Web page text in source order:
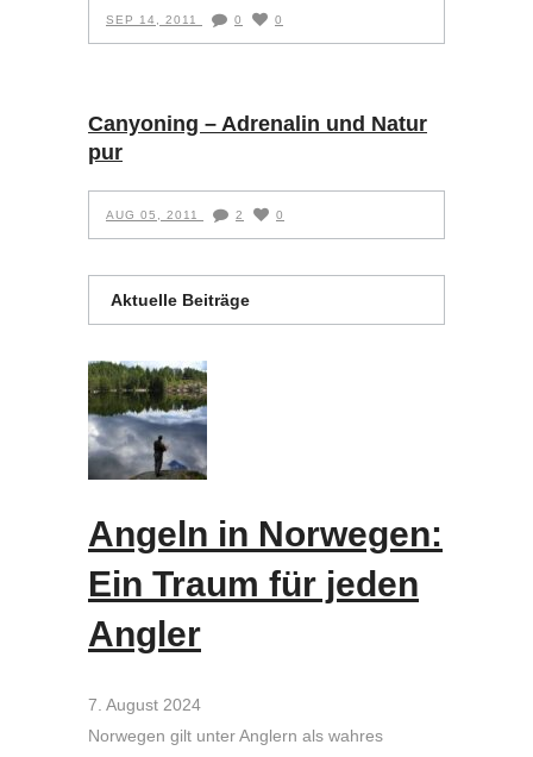
SEP 14, 2011 0 0
Canyoning – Adrenalin und Natur
pur
AUG 05, 2011 2 0
Aktuelle Beiträge
Angeln in Norwegen:
Ein Traum für jeden
Angler
7. August 2024
Norwegen gilt unter Anglern als wahres